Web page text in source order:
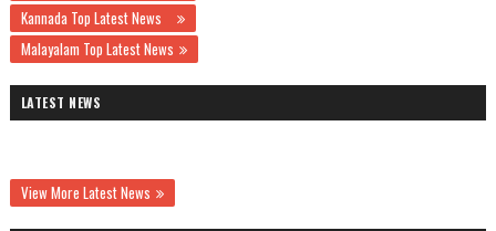
Kannada Top Latest News
Malayalam Top Latest News
LATEST NEWS
View More Latest News